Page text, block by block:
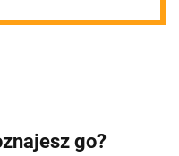
go?